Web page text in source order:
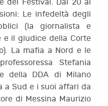
del Festival. Dal 20 al
Le infedeltà degli
(la giornalista e
e il giudice della Corte
La mafia a Nord e le
Stefania
della DDA di Milano
a Sud e i suoi affari da
di Messina Maurizio